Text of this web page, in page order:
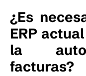
¿Es
ERP
la
facturas?